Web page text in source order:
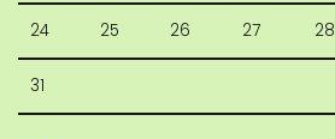
24 25 26 27 28
31